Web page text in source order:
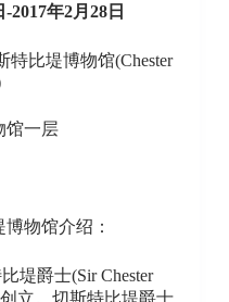
2017年2月28日
比堤博物馆(Chester
馆一层
物馆介绍：
堤爵士(Sir Chester